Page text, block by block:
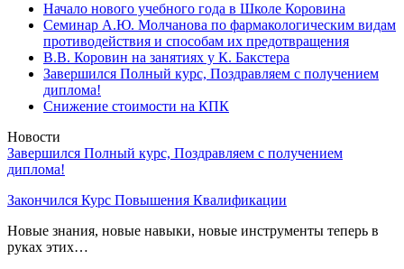
Начало нового учебного года в Школе Коровина
Семинар А.Ю. Молчанова по фармакологическим видам
противодействия и способам их предотвращения
В.В. Коровин на занятиях у К. Бакстера
Завершился Полный курс, Поздравляем с получением
диплома!
Снижение стоимости на КПК
Новости
Завершился Полный курс, Поздравляем с получением
диплома!
Закончился Курс Повышения Квалификации
Новые знания, новые навыки, новые инструменты теперь в
руках этих…